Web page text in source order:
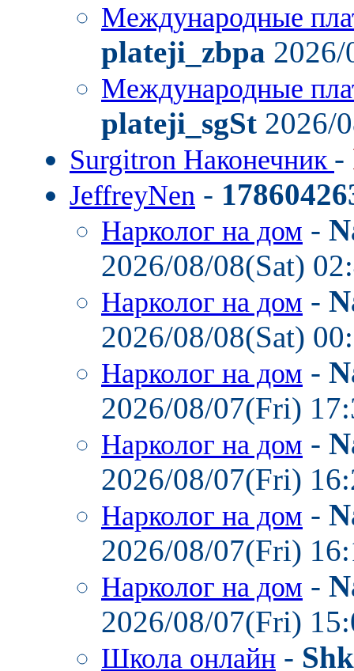
Международные
plateji_zbpa
Международные
plateji_sgSt 2026/
Surgitron Наконечник -
JeffreyNen -
Нарколог на дом -
2026/08/08(Sat)
Нарколог на дом -
2026/08/08(Sat)
Нарколог на дом -
2026/08/07(Fri)
Нарколог на дом -
2026/08/07(Fri)
Нарколог на дом -
2026/08/07(Fri)
Нарколог на дом -
2026/08/07(Fri)
Школа онлайн -